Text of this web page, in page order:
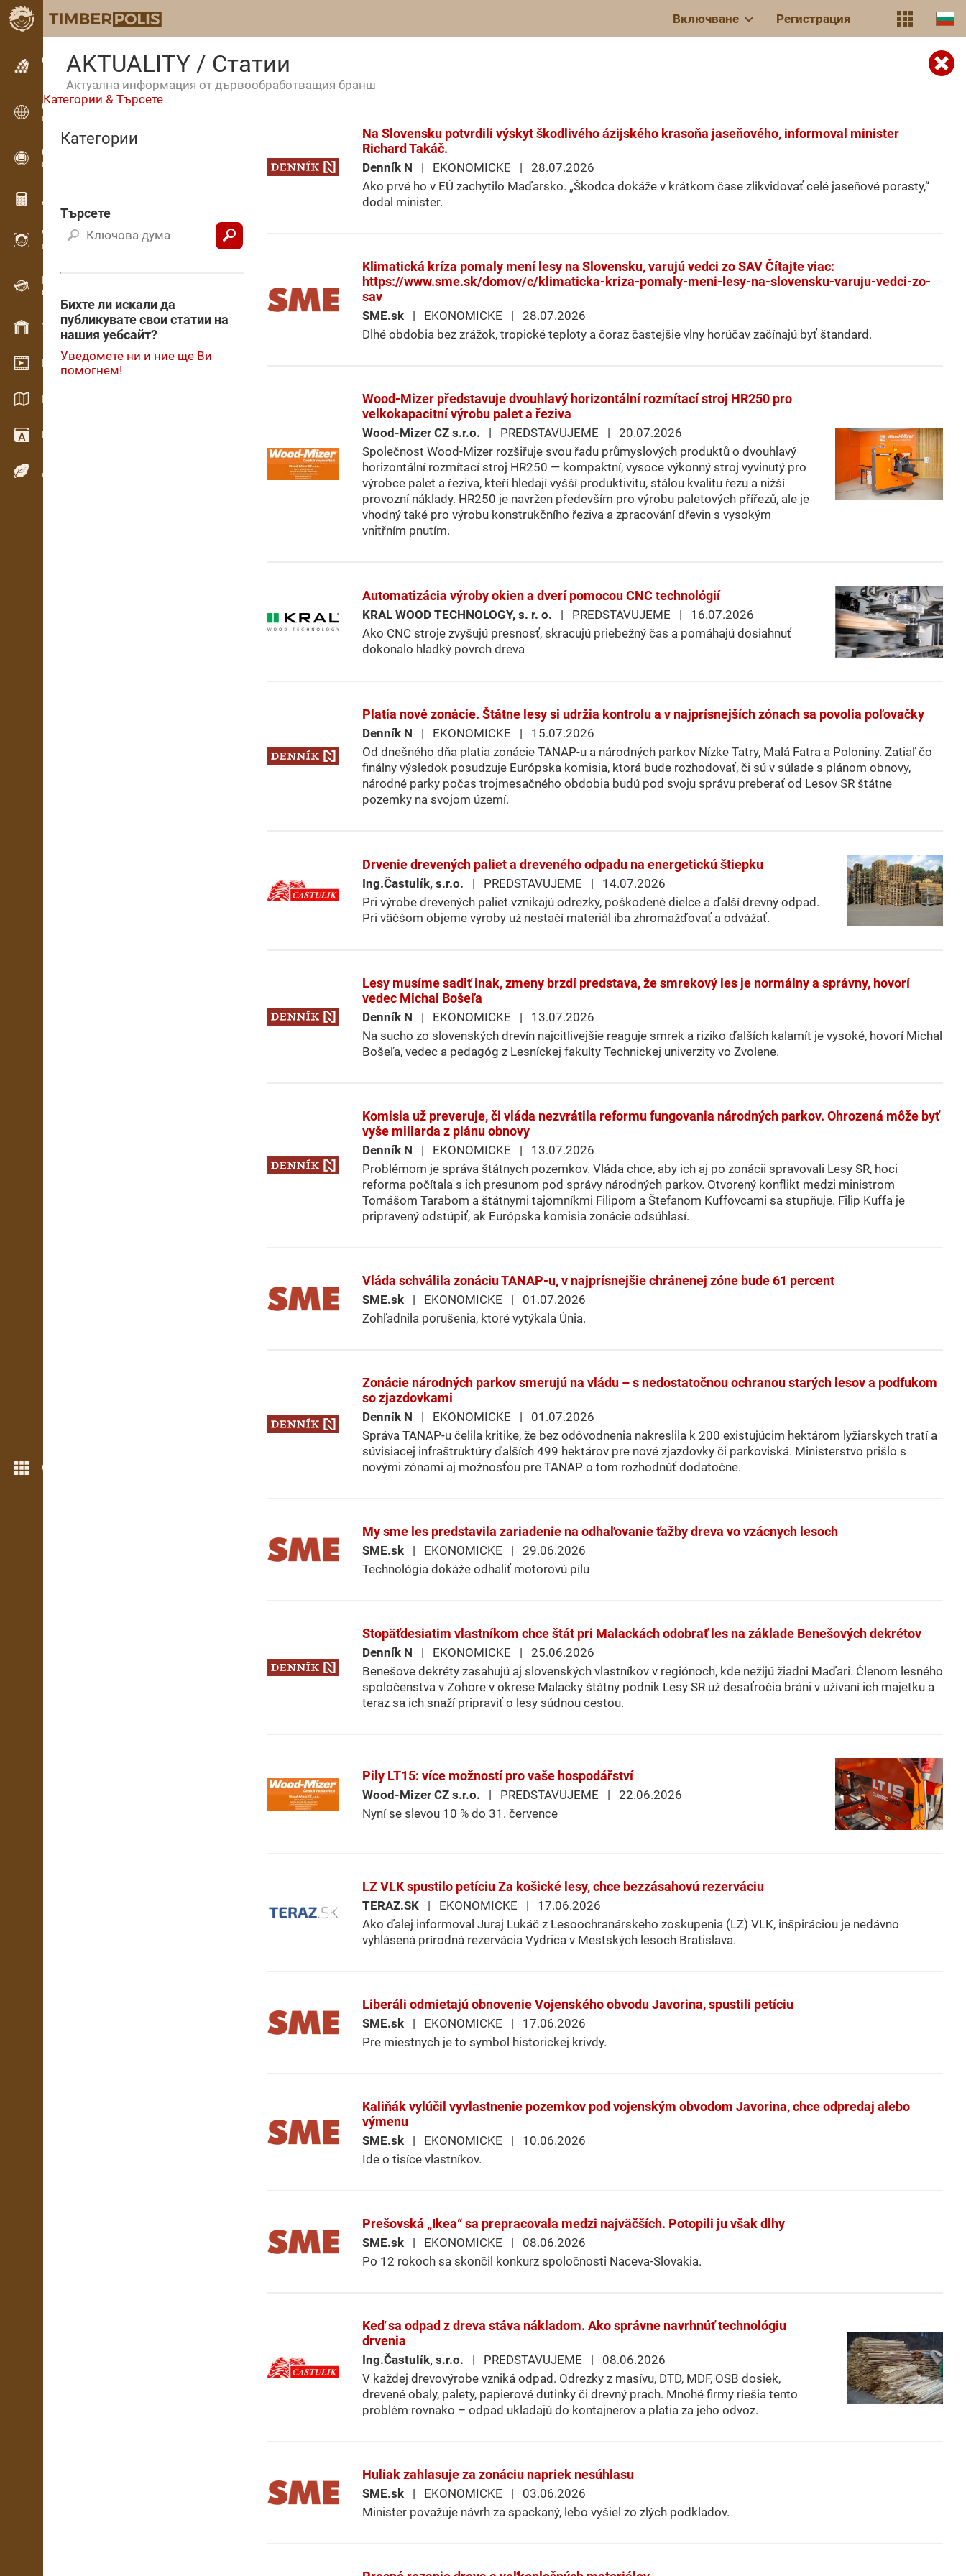
Включване Регистрация
Обявления
Текстови обяви
Обявления
Международни обяви
OPTI-TIMB
Модели на рязане
Дървообработващи калкулатори
WoodProfi
Обем на дървесината с ИИ
Рекордер
Инвентаризация на дървесина на терен
Управление на склад
Видео галерия
Каталози / Брошури
Речник
Дървесни видове
Още функции
AKTUALITY / Статии
Актуална информация от дървообработващия бранш
Категории & Търсете
Категории
Търсете
Бихте ли искали да
публикувате свои статии на
нашия уебсайт?
Уведомете ни и ние ще Ви
помогнем!
Na Slovensku potvrdili výskyt škodlivého ázijského krasoňa jaseňového, informoval minister
Richard Takáč.
Denník N | EKONOMICKE | 28.07.2026
Ako prvé ho v EÚ zachytilo Maďarsko. „Škodca dokáže v krátkom čase zlikvidovať celé jaseňové porasty,“
dodal minister.
Klimatická kríza pomaly mení lesy na Slovensku, varujú vedci zo SAV Čítajte viac:
https://www.sme.sk/domov/c/klimaticka-kriza-pomaly-meni-lesy-na-slovensku-varuju-vedci-zo-
sav
SME.sk | EKONOMICKE | 28.07.2026
Dlhé obdobia bez zrážok, tropické teploty a čoraz častejšie vlny horúčav začínajú byť štandard.
Wood-Mizer představuje dvouhlavý horizontální rozmítací stroj HR250 pro
velkokapacitní výrobu palet a řeziva
Wood-Mizer CZ s.r.o. | PREDSTAVUJEME | 20.07.2026
Společnost Wood-Mizer rozšiřuje svou řadu průmyslových produktů o dvouhlavý
horizontální rozmítací stroj HR250 — kompaktní, vysoce výkonný stroj vyvinutý pro
výrobce palet a řeziva, kteří hledají vyšší produktivitu, stálou kvalitu řezu a nižší
provozní náklady. HR250 je navržen především pro výrobu paletových přířezů, ale je
vhodný také pro výrobu konstrukčního řeziva a zpracování dřevin s vysokým
vnitřním pnutím.
Automatizácia výroby okien a dverí pomocou CNC technológií
KRAL WOOD TECHNOLOGY, s. r. o. | PREDSTAVUJEME | 16.07.2026
Ako CNC stroje zvyšujú presnosť, skracujú priebežný čas a pomáhajú dosiahnuť
dokonalo hladký povrch dreva
Platia nové zonácie. Štátne lesy si udržia kontrolu a v najprísnejších zónach sa povolia poľovačky
Denník N | EKONOMICKE | 15.07.2026
Od dnešného dňa platia zonácie TANAP-u a národných parkov Nízke Tatry, Malá Fatra a Poloniny. Zatiaľ čo
finálny výsledok posudzuje Európska komisia, ktorá bude rozhodovať, či sú v súlade s plánom obnovy,
národné parky počas trojmesačného obdobia budú pod svoju správu preberať od Lesov SR štátne
pozemky na svojom území.
Drvenie drevených paliet a dreveného odpadu na energetickú štiepku
Ing.Častulík, s.r.o. | PREDSTAVUJEME | 14.07.2026
Pri výrobe drevených paliet vznikajú odrezky, poškodené dielce a ďalší drevný odpad.
Pri väčšom objeme výroby už nestačí materiál iba zhromažďovať a odvážať.
Lesy musíme sadiť inak, zmeny brzdí predstava, že smrekový les je normálny a správny, hovorí
vedec Michal Bošeľa
Denník N | EKONOMICKE | 13.07.2026
Na sucho zo slovenských drevín najcitlivejšie reaguje smrek a riziko ďalších kalamít je vysoké, hovorí Michal
Bošeľa, vedec a pedagóg z Lesníckej fakulty Technickej univerzity vo Zvolene.
Komisia už preveruje, či vláda nezvrátila reformu fungovania národných parkov. Ohrozená môže byť
vyše miliarda z plánu obnovy
Denník N | EKONOMICKE | 13.07.2026
Problémom je správa štátnych pozemkov. Vláda chce, aby ich aj po zonácii spravovali Lesy SR, hoci
reforma počítala s ich presunom pod správy národných parkov. Otvorený konflikt medzi ministrom
Tomášom Tarabom a štátnymi tajomníkmi Filipom a Štefanom Kuffovcami sa stupňuje. Filip Kuffa je
pripravený odstúpiť, ak Európska komisia zonácie odsúhlasí.
Vláda schválila zonáciu TANAP-u, v najprísnejšie chránenej zóne bude 61 percent
SME.sk | EKONOMICKE | 01.07.2026
Zohľadnila porušenia, ktoré vytýkala Únia.
Zonácie národných parkov smerujú na vládu – s nedostatočnou ochranou starých lesov a podfukom
so zjazdovkami
Denník N | EKONOMICKE | 01.07.2026
Správa TANAP-u čelila kritike, že bez odôvodnenia nakreslila k 200 existujúcim hektárom lyžiarskych tratí a
súvisiacej infraštruktúry ďalších 499 hektárov pre nové zjazdovky či parkoviská. Ministerstvo prišlo s
novými zónami aj možnosťou pre TANAP o tom rozhodnúť dodatočne.
My sme les predstavila zariadenie na odhaľovanie ťažby dreva vo vzácnych lesoch
SME.sk | EKONOMICKE | 29.06.2026
Technológia dokáže odhaliť motorovú pílu
Stopäťdesiatim vlastníkom chce štát pri Malackách odobrať les na základe Benešových dekrétov
Denník N | EKONOMICKE | 25.06.2026
Benešove dekréty zasahujú aj slovenských vlastníkov v regiónoch, kde nežijú žiadni Maďari. Členom lesného
spoločenstva v Zohore v okrese Malacky štátny podnik Lesy SR už desaťročia bráni v užívaní ich majetku a
teraz sa ich snaží pripraviť o lesy súdnou cestou.
Pily LT15: více možností pro vaše hospodářství
Wood-Mizer CZ s.r.o. | PREDSTAVUJEME | 22.06.2026
Nyní se slevou 10 % do 31. července
LZ VLK spustilo petíciu Za košické lesy, chce bezzásahovú rezerváciu
TERAZ.SK | EKONOMICKE | 17.06.2026
Ako ďalej informoval Juraj Lukáč z Lesoochranárskeho zoskupenia (LZ) VLK, inšpiráciou je nedávno
vyhlásená prírodná rezervácia Vydrica v Mestských lesoch Bratislava.
Liberáli odmietajú obnovenie Vojenského obvodu Javorina, spustili petíciu
SME.sk | EKONOMICKE | 17.06.2026
Pre miestnych je to symbol historickej krivdy.
Kaliňák vylúčil vyvlastnenie pozemkov pod vojenským obvodom Javorina, chce odpredaj alebo
výmenu
SME.sk | EKONOMICKE | 10.06.2026
Ide o tisíce vlastníkov.
Prešovská „Ikea“ sa prepracovala medzi najväčších. Potopili ju však dlhy
SME.sk | EKONOMICKE | 08.06.2026
Po 12 rokoch sa skončil konkurz spoločnosti Naceva-Slovakia.
Keď sa odpad z dreva stáva nákladom. Ako správne navrhnúť technológiu
drvenia
Ing.Častulík, s.r.o. | PREDSTAVUJEME | 08.06.2026
V každej drevovýrobe vzniká odpad. Odrezky z masívu, DTD, MDF, OSB dosiek,
drevené obaly, palety, papierové dutinky či drevný prach. Mnohé firmy riešia tento
problém rovnako – odpad ukladajú do kontajnerov a platia za jeho odvoz.
Huliak zahlasuje za zonáciu napriek nesúhlasu
SME.sk | EKONOMICKE | 03.06.2026
Minister považuje návrh za spackaný, lebo vyšiel zo zlých podkladov.